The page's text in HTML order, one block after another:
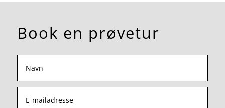
Book en prøvetur